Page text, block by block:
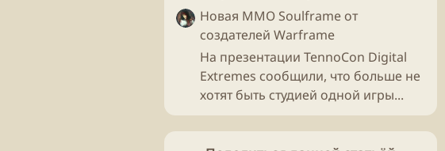
Новая ММО Soulframe от
создателей Warframe
На презентации TennoCon Digital
Extremes сообщили, что больше не
хотят быть студией одной игры...